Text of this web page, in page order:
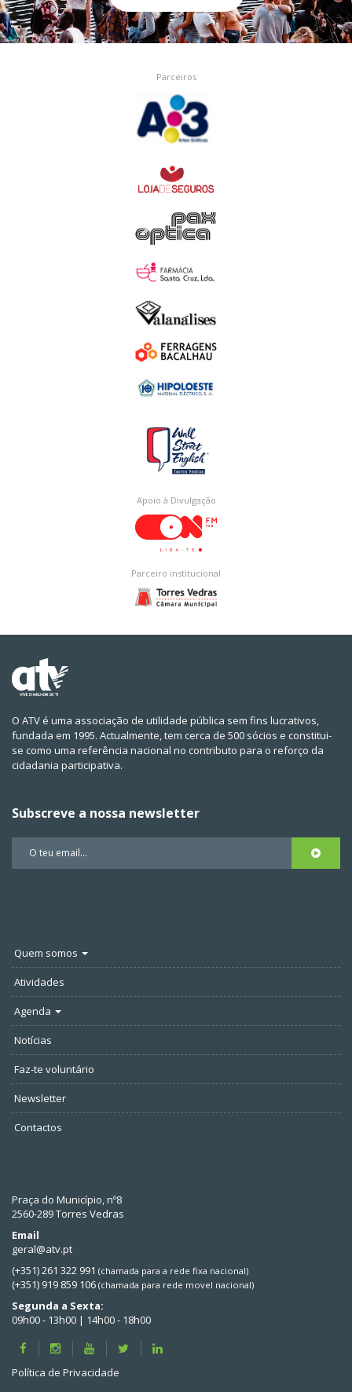
Parceiros
Apoio à Divulgação
Parceiro institucional
O ATV é uma associação de utilidade pública sem fins lucrativos,
fundada em 1995. Actualmente, tem cerca de 500 sócios e constitui-
se como uma referência nacional no contributo para o reforço da
cidadania participativa.
Subscreve a nossa newsletter
Quem somos
Atividades
Agenda
Notícias
Faz-te voluntário
Newsletter
Contactos
Praça do Município, nº8
2560-289 Torres Vedras
Email
geral@atv.pt
(+351) 261 322 991 (chamada para a rede fixa nacional)
(+351) 919 859 106 (chamada para rede movel nacional)
Segunda a Sexta:
09h00 - 13h00 | 14h00 - 18h00
Política de Privacidade